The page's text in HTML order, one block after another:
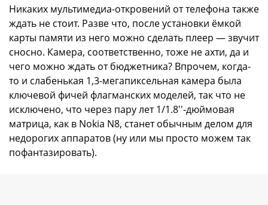
Никаких мультимедиа-откровений от телефона также
ждать не стоит. Разве что, после установки ёмкой
карты памяти из него можно сделать плеер — звучит
сносно. Камера, соответственно, тоже не ахти, да и
чего можно ждать от бюджетника? Впрочем, когда-
то и слабенькая 1,3-мегапиксельная камера была
ключевой фичей флагманских моделей, так что не
исключено, что через пару лет 1/1.8''-дюймовая
матрица, как в Nokia N8, станет обычным делом для
недорогих аппаратов (ну или мы просто можем так
пофантазировать).